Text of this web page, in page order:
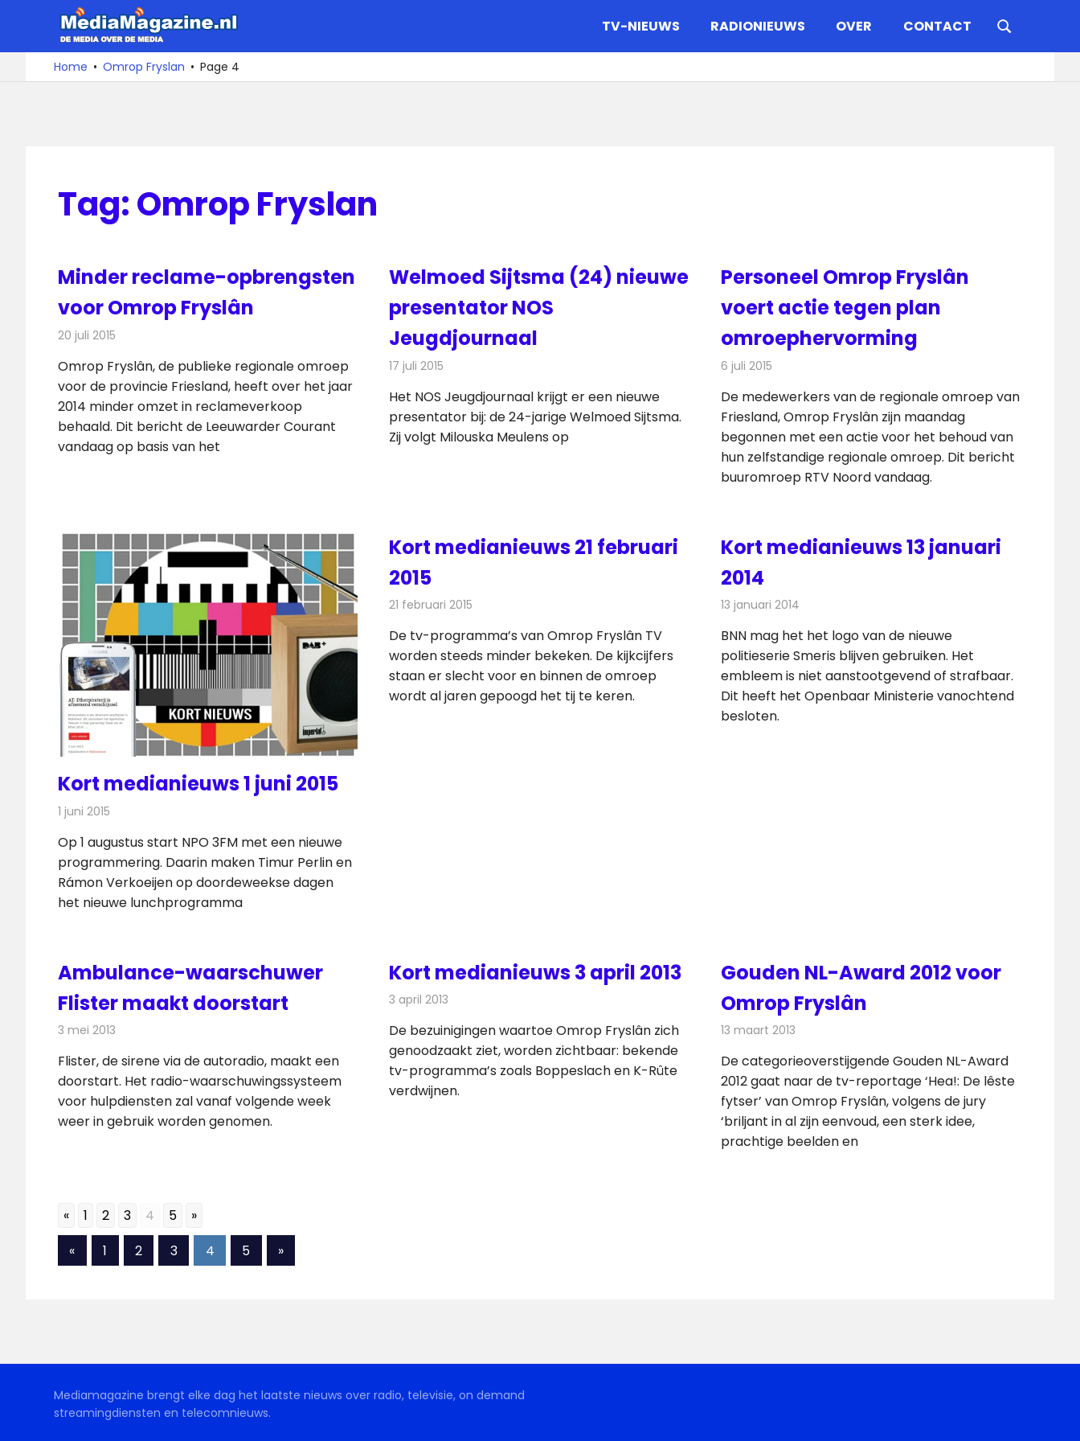
de
De
media
over
TV-NIEUWS RADIONIEUWS OVER CONTACT
Home Omrop Fryslan Page 4
Tag:Omrop Fryslan
Minder reclame-opbrengsten
voor Omrop Fryslân
20 juli 2015
Omrop Fryslân, de publieke regionale omroep
voor de provincie Friesland, heeft over het jaar
2014 minder omzet in reclameverkoop
behaald. Dit bericht de Leeuwarder Courant
vandaag op basis van het
Welmoed Sijtsma (24) nieuwe
presentator NOS
Jeugdjournaal
17 juli 2015
Het NOS Jeugdjournaal krijgt er een nieuwe
presentator bij: de 24-jarige Welmoed Sijtsma.
Zij volgt Milouska Meulens op
Personeel Omrop Fryslân
voert actie tegen plan
omroephervorming
6 juli 2015
De medewerkers van de regionale omroep van
Friesland, Omrop Fryslân zijn maandag
begonnen met een actie voor het behoud van
hun zelfstandige regionale omroep. Dit bericht
buuromroep RTV Noord vandaag.
Kort medianieuws 1 juni 2015
1 juni 2015
Op 1 augustus start NPO 3FM met een nieuwe
programmering. Daarin maken Timur Perlin en
Rámon Verkoeijen op doordeweekse dagen
het nieuwe lunchprogramma
Kort medianieuws 21 februari
2015
21 februari 2015
De tv-programma’s van Omrop Fryslân TV
worden steeds minder bekeken. De kijkcijfers
staan er slecht voor en binnen de omroep
wordt al jaren gepoogd het tij te keren.
Kort medianieuws 13 januari
2014
13 januari 2014
BNN mag het het logo van de nieuwe
politieserie Smeris blijven gebruiken. Het
embleem is niet aanstootgevend of strafbaar.
Dit heeft het Openbaar Ministerie vanochtend
besloten.
Ambulance-waarschuwer
Flister maakt doorstart
3 mei 2013
Flister, de sirene via de autoradio, maakt een
doorstart. Het radio-waarschuwingssysteem
voor hulpdiensten zal vanaf volgende week
weer in gebruik worden genomen.
Kort medianieuws 3 april 2013
3 april 2013
De bezuinigingen waartoe Omrop Fryslân zich
genoodzaakt ziet, worden zichtbaar: bekende
tv-programma’s zoals Boppeslach en K-Rûte
verdwijnen.
Gouden NL-Award 2012 voor
Omrop Fryslân
13 maart 2013
De categorieoverstijgende Gouden NL-Award
2012 gaat naar de tv-reportage ‘Hea!: De lêste
fytser’ van Omrop Fryslân, volgens de jury
‘briljant in al zijn eenvoud, een sterk idee,
prachtige beelden en
« 1 2 3 4 5 »
Berichten
«Vorige
berichten
1 2 3 4 5
Volgende
berichten
»
Mediamagazine brengt elke dag het laatste nieuws over radio, televisie, on demand
streamingdiensten en telecomnieuws.